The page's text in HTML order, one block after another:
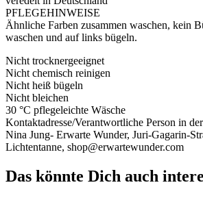
PFLEGEHINWEISE
Ähnliche Farben zusammen waschen, kein
waschen und auf links bügeln.
Nicht trocknergeeignet
Nicht chemisch reinigen
Nicht heiß bügeln
Nicht bleichen
30 °C pflegeleichte Wäsche
Kontaktadresse/Verantwortliche Person in
Nina Jung- Erwarte Wunder, Juri-Gagarin-
Lichtentanne, shop@erwartewunder.com
Das könnte Dich auch